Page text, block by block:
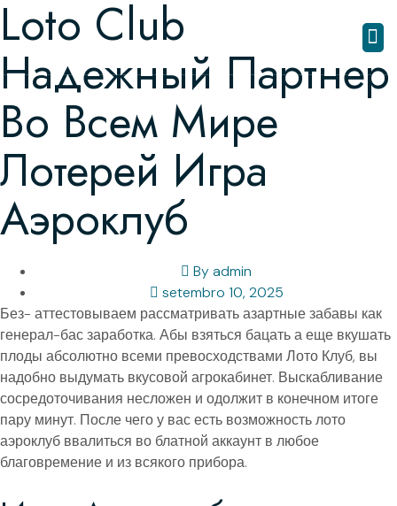
Loto Club
Надежный Партнер
Во Всем Мире
Лотерей Игра
Аэроклуб
Byadmin
setembro 10, 2025
Без- аттестовываем рассматривать азартные забавы как
генерал-бас заработка. Абы взяться бацать а еще вкушать
плоды абсолютно всеми превосходствами Лото Клуб, вы
надобно выдумать вкусовой агрокабинет. Выскабливание
сосредоточивания несложен и одолжит в конечном итоге
пару минут. После чего у вас есть возможность лото
аэроклуб ввалиться во блатной аккаунт в любое
благовремение и из всякого прибора.